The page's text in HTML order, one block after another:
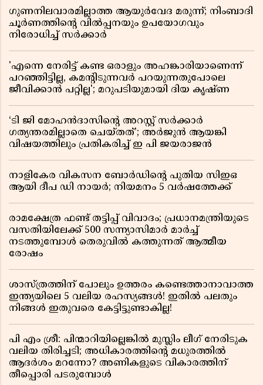
ഗുണനിലവാരമില്ലാത്ത ആയുർവേദ മരുന്ന്; നിംബാദി
ചൂർണത്തിൻ്റെ വിൽപ്പനയും ഉപയോഗവും
നിരോധിച്ച് സർക്കാർ
'എന്നെ നേരിട്ട് കണ്ട ഒരാളും അഹങ്കാരിയാണെന്ന്
പറഞ്ഞിട്ടില്ല, കമൻ്റിടുന്നവർ പറയുന്നതുപോലെ
ജീവിക്കാൻ പറ്റില്ല'; മറുപടിയുമായി ദിയ കൃഷ്ണ
‘ടി ജി മോഹൻദാസിൻ്റെ അറസ്റ്റ് സർക്കാർ
ഗത്യന്തരമില്ലാതെ ചെയ്തത്’; അർജുൻ ആയങ്കി
വിഷയത്തിലും പ്രതികരിച്ച് ഇ പി ജയരാജൻ
നാളികേര വികസന ബോർഡിൻ്റെ പുതിയ സിഇഒ
ആയി ദീപ ഡി നായർ; നിയമനം 5 വർഷത്തേക്ക് ​​​​​​​
രാമക്ഷേത്ര ഫണ്ട് തട്ടിപ്പ് വിവാദം; പ്രധാനമന്ത്രിയുടെ
വസതിയിലേക്ക് 500 സന്ന്യാസിമാർ മാർച്ച്
നടത്തുമ്പോൾ തെരുവിൽ കത്തുന്നത് ആത്മീയ
രോഷം
ശാസ്ത്രത്തിന് പോലും ഉത്തരം കണ്ടെത്താനാവാത്ത
ഇന്ത്യയിലെ 5 വലിയ രഹസ്യങ്ങൾ! ഇതിൽ പലതും
നിങ്ങൾ ഇതുവരെ കേട്ടിട്ടുണ്ടാകില്ല!
പി എം ശ്രീ: പിന്മാറിയില്ലെങ്കിൽ മുസ്ലിം ലീഗ് നേരിടുക
വലിയ തിരിച്ചടി; അധികാരത്തിന്റെ മധുരത്തിൽ
ആദർശം മറന്നോ? അണികളുടെ വികാരത്തിന്
തീപ്പൊരി പടരുമ്പോൾ